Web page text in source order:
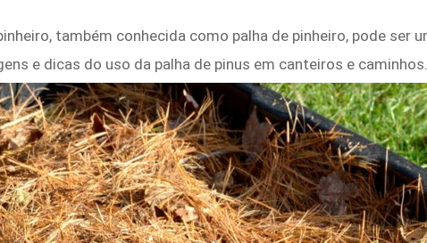
também conhecida como palha de pinheiro, pode ser
e dicas do uso da palha de pinus em canteiros e caminhos.